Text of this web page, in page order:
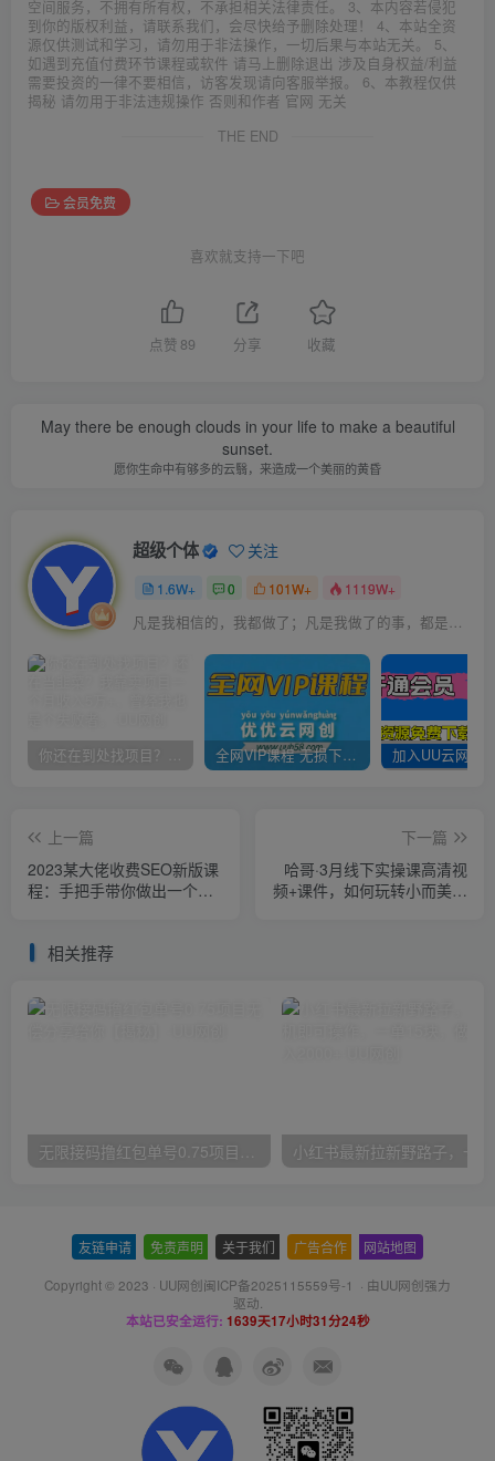
空间服务，不拥有所有权，不承担相关法律责任。 3、本内容若侵犯
到你的版权利益，请联系我们，会尽快给予删除处理！ 4、本站全资
源仅供测试和学习，请勿用于非法操作，一切后果与本站无关。 5、
如遇到充值付费环节课程或软件 请马上删除退出 涉及自身权益/利益
需要投资的一律不要相信，访客发现请向客服举报。 6、本教程仅供
揭秘 请勿用于非法违规操作 否则和作者 官网 无关
THE END
会员免费
喜欢就支持一下吧
点赞 89 分享 收藏
May there be enough clouds in your life to make a beautiful
sunset.
愿你生命中有够多的云翳，来造成一个美丽的黄昏
超级个体 关注
1.6W+ 0 101W+ 1119W+
凡是我相信的，我都做了；凡是我做了的事，都是全身心地投入去做的
你还在到处找项目？还在当韭菜？我靠卖项目一个月收入5万+，曾经我也是个失败者。 全网VIP课程 无损下载~
上一篇
2023某大佬收费SEO新版课
程：手把手带你做出一个权
下一篇
哈哥·3月线下实操课高清视
频+课件，如何玩转小而美，
相关推荐
无限接码撸红包单号0.75项目无偿分享给你【揭秘】
友链申请 免责声明 关于我们 广告合作 网站地图
Copyright © 2023 · UU网创闽ICP备2025115559号-1 · 由UU网创强力
驱动.
本站已安全运行: 1639天17小时31分25秒